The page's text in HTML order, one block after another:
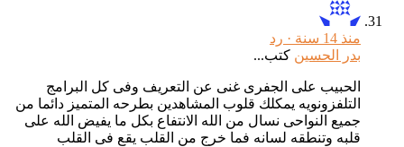
رد
بدر الحسينكتب...
الحبيب على الجفرى غنى عن التعريف وفى كل البرامج
التلفزونويه يمكلك قلوب المشاهدين بطرحه المتميز دائما من
جميع النواحى نسال من الله الانتفاع بكل ما يفيض الله على
قلبه وتنطقه لسانه فما خرج من القلب يقع فى القلب